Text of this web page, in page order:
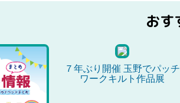
おす
７年ぶり開催 玉野でパッチ
ワークキルト作品展